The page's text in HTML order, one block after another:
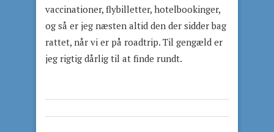
vaccinationer, flybilletter, hotelbookinger,
og så er jeg næsten altid den der sidder bag
rattet, når vi er på roadtrip. Til gengæld er
jeg rigtig dårlig til at finde rundt.